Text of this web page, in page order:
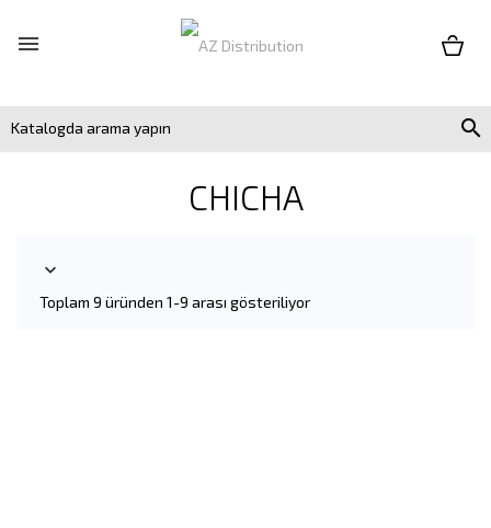


CHICHA

Toplam 9 üründen 1-9 arası gösteriliyor